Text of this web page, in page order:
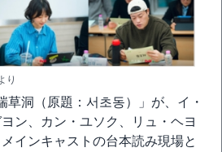
り
草洞（原題：서초동）」が、イ・
ン、カン・ユソク、リュ・ヘヨ
インキャストの台本読み現場と